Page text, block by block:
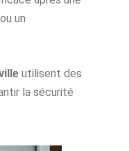
un
utilisent des
la sécurité